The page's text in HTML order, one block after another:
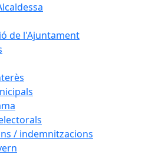
de l'Ajuntament
/ indemnitzacions